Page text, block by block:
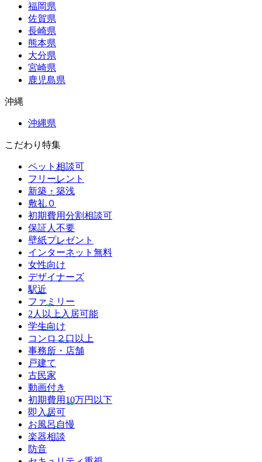
福岡県
佐賀県
長崎県
熊本県
大分県
宮崎県
鹿児島県
沖縄
沖縄県
こだわり特集
ペット相談可
フリーレント
新築・築浅
敷礼０
初期費用分割相談可
保証人不要
壁紙プレゼント
インターネット無料
女性向け
デザイナーズ
駅近
ファミリー
2人以上入居可能
学生向け
コンロ２口以上
事務所・店舗
戸建て
古民家
動画付き
初期費用10万円以下
即入居可
お風呂自慢
楽器相談
防音